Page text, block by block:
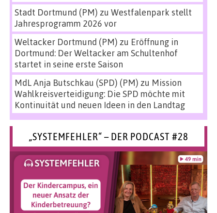
Stadt Dortmund (PM) zu Westfalenpark stellt
Jahresprogramm 2026 vor
Weltacker Dortmund (PM) zu Eröffnung in
Dortmund: Der Weltacker am Schultenhof
startet in seine erste Saison
MdL Anja Butschkau (SPD) (PM) zu Mission
Wahlkreisverteidigung: Die SPD möchte mit
Kontinuität und neuen Ideen in den Landtag
„SYSTEMFEHLER“ – DER PODCAST #28